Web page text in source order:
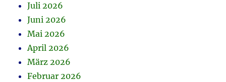
Juli 2026
Juni 2026
Mai 2026
April 2026
März 2026
Februar 2026